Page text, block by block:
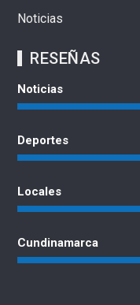
Noticias
RESEÑAS
Noticias
Deportes
Locales
Cundinamarca